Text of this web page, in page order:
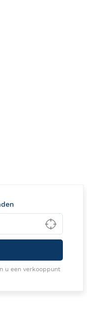
Type
u een verkooppunt